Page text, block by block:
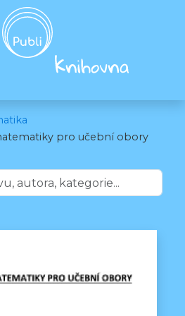
pro učební obory